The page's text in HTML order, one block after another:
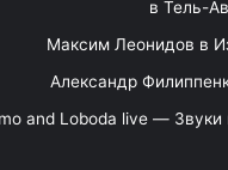
в Тель-
Максим Леонидов в
Александр
and Loboda live —